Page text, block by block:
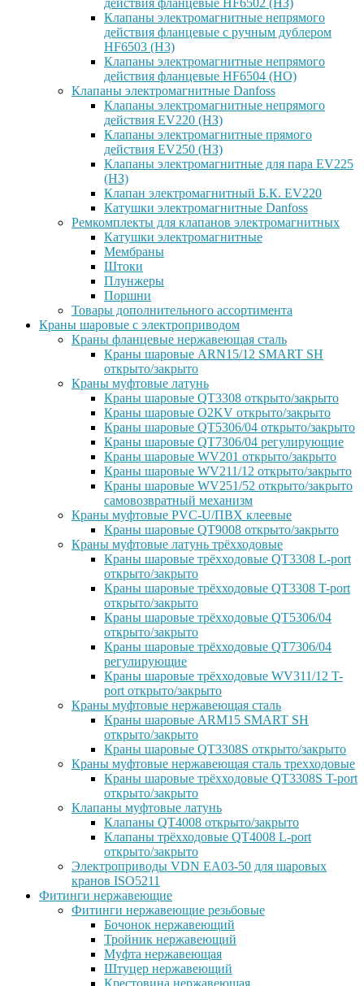
действия фланцевые HF6502 (НЗ)
Клапаны электромагнитные непрямого
действия фланцевые с ручным дублером
HF6503 (Н3)
Клапаны электромагнитные непрямого
действия фланцевые HF6504 (НО)
Клапаны электромагнитные Danfoss
Клапаны электромагнитные непрямого
действия EV220 (НЗ)
Клапаны электромагнитные прямого
действия EV250 (НЗ)
Клапаны электромагнитные для пара EV225
(НЗ)
Клапан электромагнитный Б.К. EV220
Катушки электромагнитные Danfoss
Ремкомплекты для клапанов электромагнитных
Катушки электромагнитные
Мембраны
Штоки
Плунжеры
Поршни
Товары дополнительного ассортимента
Краны шаровые с электроприводом
Краны фланцевые нержавеющая сталь
Краны шаровые ARN15/12 SMART SH
открыто/закрыто
Краны муфтовые латунь
Краны шаровые QT3308 открыто/закрыто
Краны шаровые O2KV открыто/закрыто
Краны шаровые QT5306/04 открыто/закрыто
Краны шаровые QT7306/04 регулирующие
Краны шаровые WV201 открыто/закрыто
Краны шаровые WV211/12 открыто/закрыто
Краны шаровые WV251/52 открыто/закрыто
самовозвратный механизм
Краны муфтовые PVC-U/ПВХ клеевые
Краны шаровые QT9008 открыто/закрыто
Краны муфтовые латунь трёхходовые
Краны шаровые трёхходовые QT3308 L-port
открыто/закрыто
Краны шаровые трёхходовые QT3308 T-port
открыто/закрыто
Краны шаровые трёхходовые QT5306/04
открыто/закрыто
Краны шаровые трёхходовые QT7306/04
регулирующие
Краны шаровые трёхходовые WV311/12 T-
port открыто/закрыто
Краны муфтовые нержавеющая сталь
Краны шаровые ARM15 SMART SH
открыто/закрыто
Краны шаровые QT3308S открыто/закрыто
Краны муфтовые нержавеющая сталь трехходовые
Краны шаровые трёхходовые QT3308S T-port
открыто/закрыто
Клапаны муфтовые латунь
Клапаны QT4008 открыто/закрыто
Клапаны трёхходовые QT4008 L-port
открыто/закрыто
Электроприводы VDN EA03-50 для шаровых
кранов ISO5211
Фитинги нержавеющие
Фитинги нержавеющие резьбовые
Бочонок нержавеющий
Тройник нержавеющий
Муфта нержавеющая
Штуцер нержавеющий
Крестовина нержавеющая